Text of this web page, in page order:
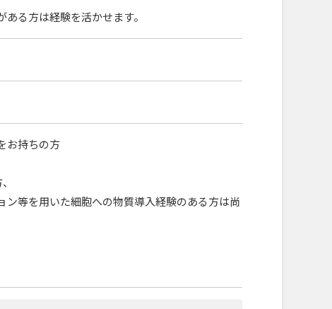
る方は経験を活かせます。
お持ちの方
ン等を用いた細胞への物質導入経験のある方は尚